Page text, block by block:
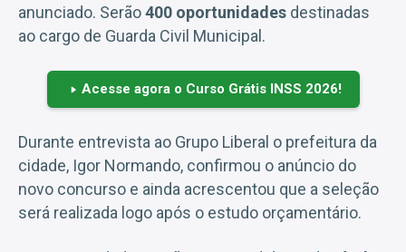
anunciado. Serão400 oportunidades destinadas
ao cargo de Guarda Civil Municipal.
Acesse agora o Curso Grátis INSS 2026!
Durante entrevista ao Grupo Liberal o prefeitura da
cidade, Igor Normando, confirmou o anúncio do
novo concurso e ainda acrescentou que a seleção
será realizada logo após o estudo orçamentário.